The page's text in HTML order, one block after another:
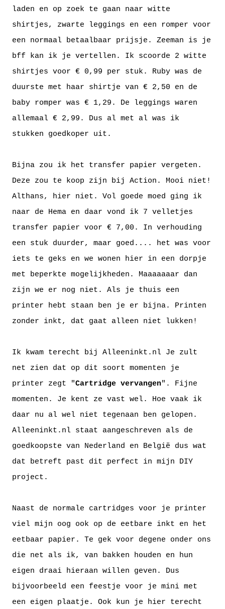
laden en op zoek te gaan naar witte
shirtjes, zwarte leggings en een romper voor
een normaal betaalbaar prijsje. Zeeman is je
bff kan ik je vertellen. Ik scoorde 2 witte
shirtjes voor € 0,99 per stuk. Ruby was de
duurste met haar shirtje van € 2,50 en de
baby romper was € 1,29. De leggings waren
allemaal € 2,99. Dus al met al was ik
stukken goedkoper uit.
Bijna zou ik het transfer papier vergeten.
Deze zou te koop zijn bij Action. Mooi niet!
Althans, hier niet. Vol goede moed ging ik
naar de Hema en daar vond ik 7 velletjes
transfer papier voor € 7,00. In verhouding
een stuk duurder, maar goed.... het was voor
iets te geks en we wonen hier in een dorpje
met beperkte mogelijkheden. Maaaaaaar dan
zijn we er nog niet. Als je thuis een
printer hebt staan ben je er bijna. Printen
zonder inkt, dat gaat alleen niet lukken!
Ik kwam terecht bij Alleeninkt.nl Je zult
net zien dat op dit soort momenten je
printer zegt "Cartridge vervangen". Fijne
momenten. Je kent ze vast wel. Hoe vaak ik
daar nu al wel niet tegenaan ben gelopen.
Alleeninkt.nl staat aangeschreven als de
goedkoopste van Nederland en België dus wat
dat betreft past dit perfect in mijn DIY
project.
Naast de normale cartridges voor je printer
viel mijn oog ook op de eetbare inkt en het
eetbaar papier. Te gek voor degene onder ons
die net als ik, van bakken houden en hun
eigen draai hieraan willen geven. Dus
bijvoorbeeld een feestje voor je mini met
een eigen plaatje. Ook kun je hier terecht